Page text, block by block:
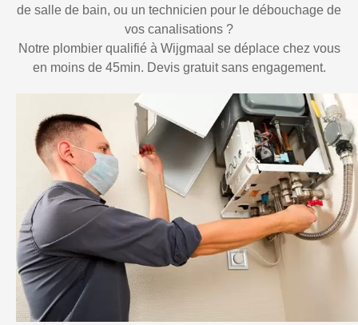
de salle de bain, ou un technicien pour le débouchage de
vos canalisations ?
Notre plombier qualifié à Wijgmaal se déplace chez vous
en moins de 45min. Devis gratuit sans engagement.